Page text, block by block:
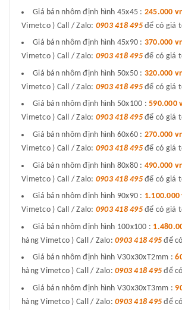
Giá bán nhôm định hình 45x45 : 245.000
Vimetco ) Call / Zalo: 0903 418 495 để có giá
Giá bán nhôm định hình 45x90 : 370.000
Vimetco ) Call / Zalo: 0903 418 495để có giá
Giá bán nhôm định hình 50x50 : 320.000
Vimetco ) Call / Zalo: 0903 418 495để có giá
Giá bán nhôm định hình 50x100 : 590.000
Vimetco ) Call / Zalo: 0903 418 495để có giá
Giá bán nhôm định hình 60x60 : 270.000
Vimetco ) Call / Zalo: 0903 418 495để có giá
Giá bán nhôm định hình 80x80 : 490.000
Vimetco ) Call / Zalo: 0903 418 495để có giá
Giá bán nhôm định hình 90x90 :
Vimetco ) Call / Zalo: 0903 418 495để có giá
Giá bán nhôm định hình 100x100 :
hàng Vimetco ) Call / Zalo: 0903 418 495 để
Giá bán nhôm định hình V30x30xT2mm :
hàng Vimetco ) Call / Zalo: 0903 418 495 để
Giá bán nhôm định hình V30x30xT3mm :
hàng Vimetco ) Call / Zalo: 0903 418 495 để